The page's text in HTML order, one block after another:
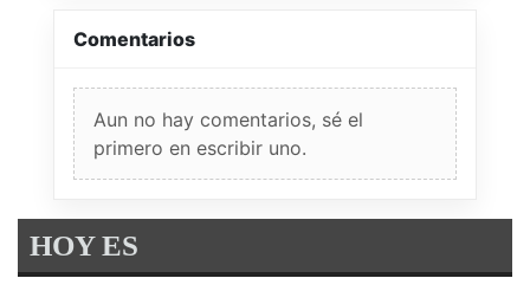
Comentarios
Aun no hay comentarios, sé el
primero en escribir uno.
HOY ES